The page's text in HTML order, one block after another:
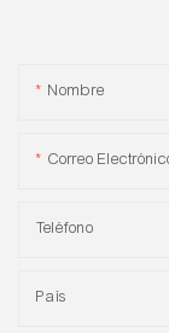
Nombre
Correo
Teléfono
País